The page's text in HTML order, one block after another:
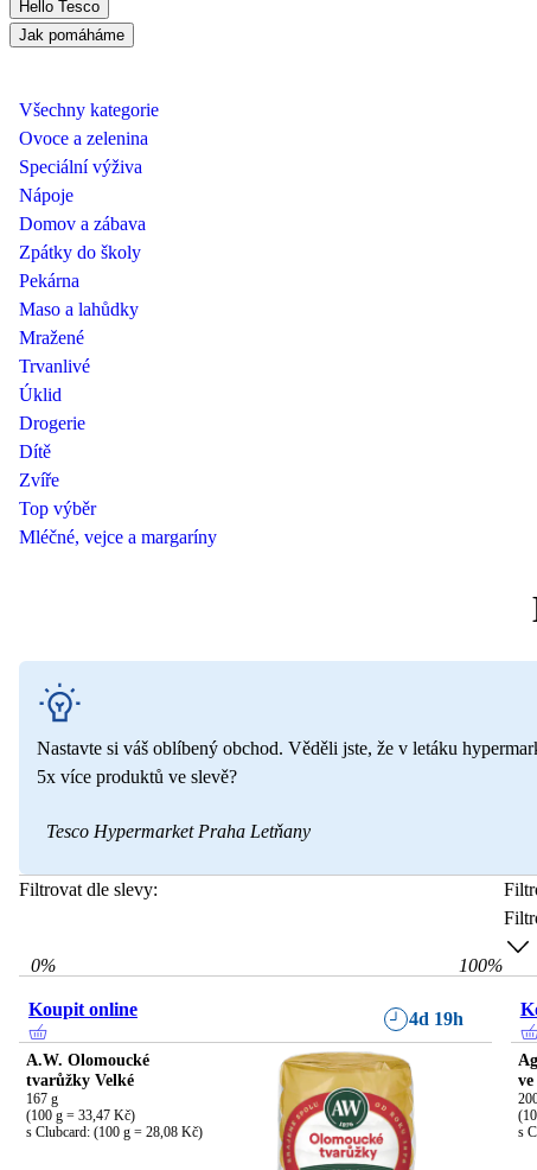
Hello Tesco
Jak pomáháme
Všechny kategorie
Ovoce a zelenina
Speciální výživa
Nápoje
Domov a zábava
Zpátky do školy
Pekárna
Maso a lahůdky
Mražené
Trvanlivé
Úklid
Drogerie
Dítě
Zvíře
Top výběr
Mléčné, vejce a margaríny
Nastavte si váš oblíbený obchod. Věděli jste, že v letáku
5x více produktů ve slevě?
Tesco Hypermarket Praha Letňany
Filtrovat dle slevy:
0% 100%
Koupit online 4d 19h
A.W. Olomoucké
tvarůžky Velké
167 g
(100 g = 33,47 Kč)
s Clubcard: (100 g = 28,08 Kč)
s